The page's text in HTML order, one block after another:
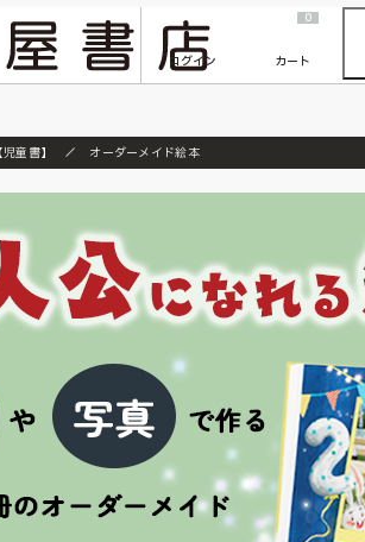
『ONE PIECE magazine 021 ONE PIECEカード付き同梱版』発売延期のご案内
ログイン
0
カート
童書】 オーダーメイド絵本